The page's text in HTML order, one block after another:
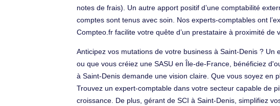
notes de frais). Un autre apport positif d’une comptabilité
comptes sont tenus avec soin. Nos experts-comptables ont
Compteo.fr facilite votre quête d’un prestataire à proximité de
Anticipez vos mutations de votre business à Saint-Denis ?
ou que vous créiez une SASU en Île-de-France, bénéficiez
à Saint-Denis demande une vision claire. Que vous soyez en
Trouvez un expert-comptable dans votre secteur capable de
croissance. De plus, gérant de SCI à Saint-Denis, simplifiez